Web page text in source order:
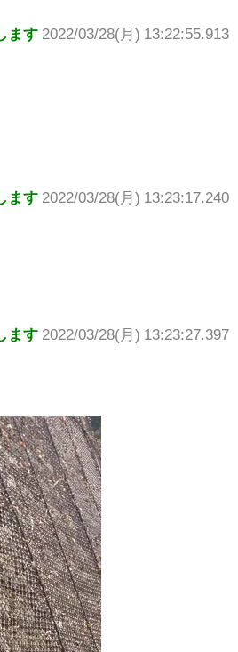
ます 2022/03/28(月) 13:22:55.913
ます 2022/03/28(月) 13:23:17.240
ます 2022/03/28(月) 13:23:27.397